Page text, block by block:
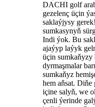
DACHI golf
gezelenç üçin
saklaýjysy
sumkasynyň
Indi ýok. Bu
ajaýyp laýyk
üçin sumkaňyzy
dyrmaşmalar
sumkaňyz
hem aňsat.
içine salyň, we
çenli ýerinde